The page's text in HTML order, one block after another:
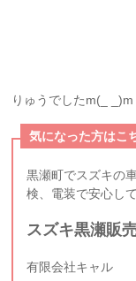
りゅうでしたm(_ _)m
気になった方はこ
黒瀬町でスズキの
検、電装で安心し
スズキ黒瀬販
有限会社キャル